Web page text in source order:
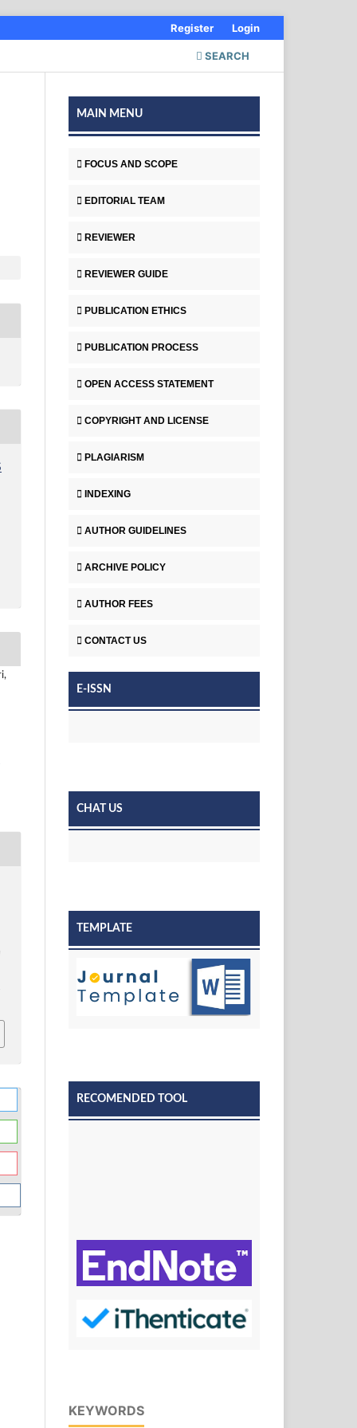
SEARCH
Register Login
MAIN MENU
FOCUS AND SCOPE
EDITORIAL TEAM
REVIEWER
REVIEWER GUIDE
PUBLICATION ETHICS
PUBLICATION PROCESS
OPEN ACCESS STATEMENT
COPYRIGHT AND LICENSE
PLAGIARISM
INDEXING
AUTHOR GUIDELINES
ARCHIVE POLICY
AUTHOR FEES
CONTACT US
E-ISSN
CHAT US
TEMPLATE
RECOMENDED TOOL
KEYWORDS